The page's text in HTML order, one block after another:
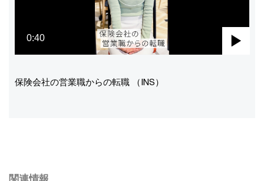
0:40
保険会社の営業職からの転職 （INS）
関連情報